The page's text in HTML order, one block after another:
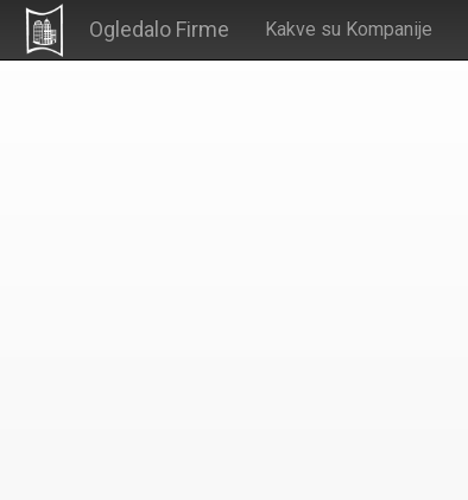
Ogledalo Firme Kakve su Kompanije